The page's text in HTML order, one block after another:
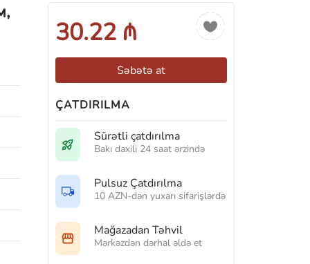
30.22 ₼
Səbətə at
ÇATDIRILMA
Sürətli çatdırılma
Bakı daxili 24 saat ərzində
Pulsuz Çatdırılma
10 AZN-dən yuxarı sifarişlərdə
Mağazadan Təhvil
Mərkəzdən dərhal əldə et